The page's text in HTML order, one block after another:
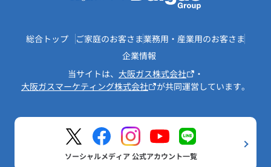
総合トップ ご家庭のお客さま業務用・産業用のお客さま
企業情報
当サイトは、 大阪ガス株式会社
・
大阪ガスマーケティング株式会社
が共同運営しています。
ソーシャルメディア 公式アカウント一覧